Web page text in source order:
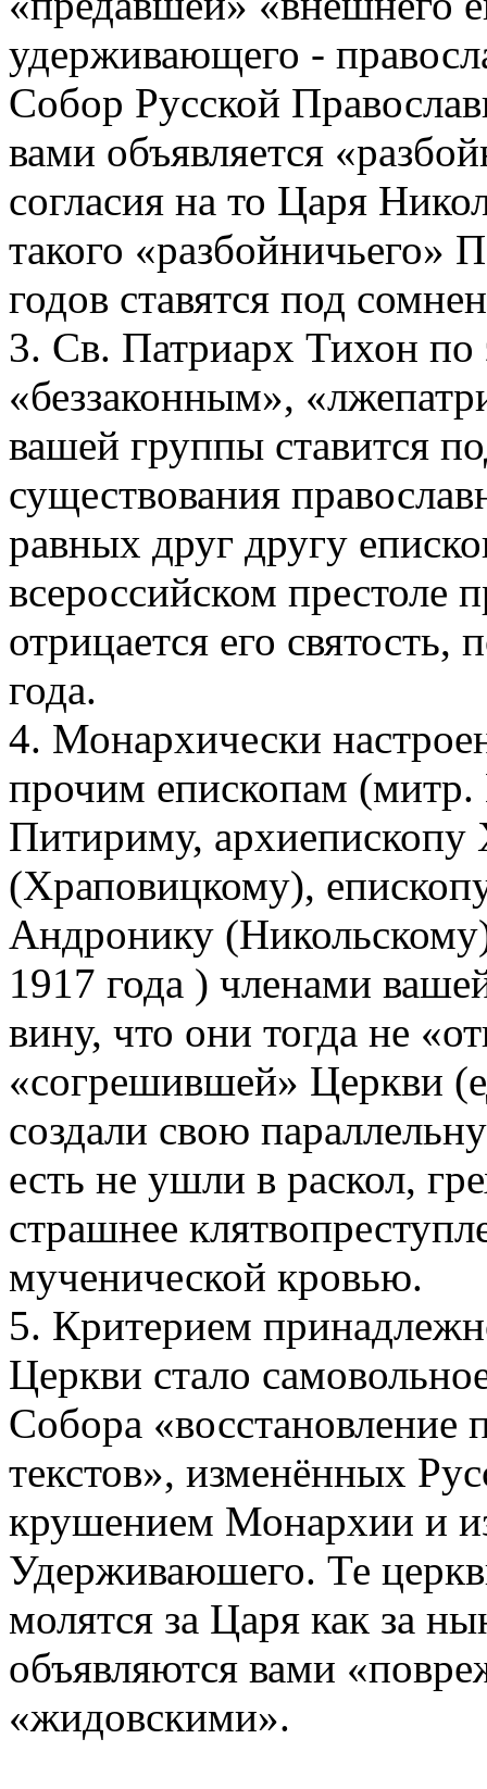
удерживающего -
Собор Русской
вами объявляется
согласия на то Царя
такого «разбойничьего»
годов ставятся под
3. Св. Патриарх Тихон по
«беззаконным»,
вашей группы ставится
существования
равных друг другу
всероссийском престоле
отрицается его
года.
4. Монархически
прочим епископам
Питириму,
(Храповицкому),
Андронику
1917 года ) членами
вину, что они тогда не
«согрешившей» Церкви
создали свою
есть не ушли в раскол,
страшнее
мученической кровью.
5. Критерием
Церкви стало
Собора
текстов», изменённых
крушением Монархии и
Удерживаюшего. Те
молятся за Царя как за
объявляются вами
«жидовскими».